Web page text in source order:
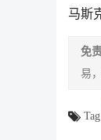
马斯
免
易
Tag